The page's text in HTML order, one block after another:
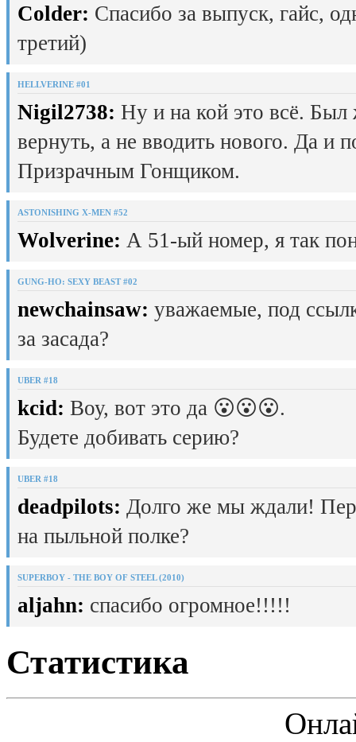
Colder: Спасибо за выпуск, гайс,
третий)
HELLVERINE #01
Nigil2738: Ну и на кой это всё.
вернуть, а не вводить нового. Да и
Призрачным Гонщиком.
ASTONISHING X-MEN #52
Wolverine: А 51-ый номер, я так
GUNG-HO: SEXY BEAST #02
newchainsaw: уважаемые, под
за засада?
UBER #18
kcid: Воу, вот это да 😮😮😮.
Будете добивать серию?
UBER #18
deadpilots: Долго же мы ждали!
на пыльной полке?
SUPERBOY - THE BOY OF STEEL (2010)
aljahn: спасибо огромное!!!!!
Статистика